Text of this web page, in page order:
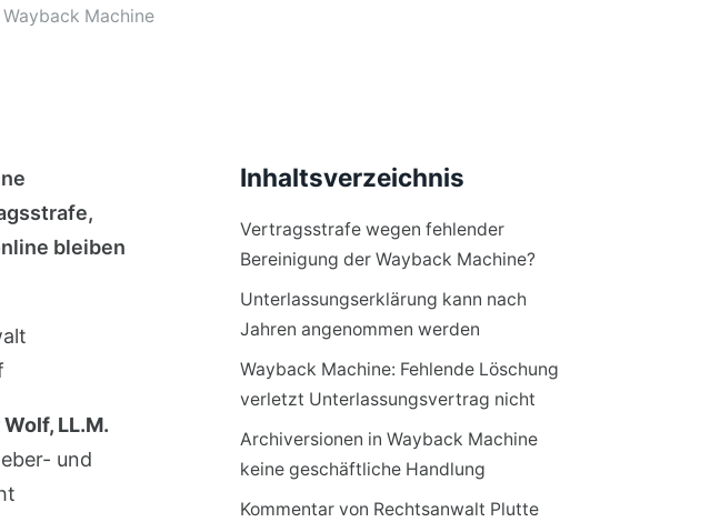
Machine
bleiben
LL.M.
und
Inhaltsverzeichnis
Vertragsstrafe wegen fehlender
Bereinigung der Wayback Machine?
Unterlassungserklärung kann nach
Jahren angenommen werden
Wayback Machine: Fehlende Löschung
verletzt Unterlassungsvertrag nicht
Archiversionen in Wayback Machine
keine geschäftliche Handlung
Kommentar von Rechtsanwalt Plutte